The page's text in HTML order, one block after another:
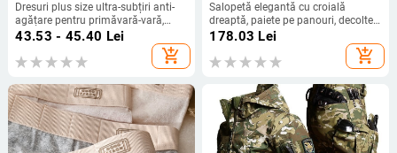
Dresuri plus size ultra-subțiri anti-
agățare pentru primăvară-vară,
efect piele nude
43.53 - 45.40 Lei
add_shopping_cart
Salopetă elegantă cu croială
dreaptă, paiete pe panouri, decolteu
pătrat, talie reglabilă
178.03 Lei
add_shopping_cart